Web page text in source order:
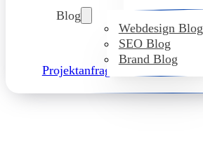
Blog
Webdesign Blog
SEO Blog
Brand Blog
Projektanfrage